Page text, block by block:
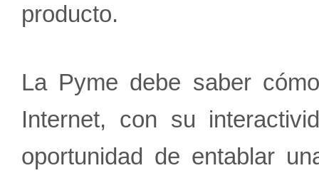
producto.
La Pyme debe saber
Internet, con su
oportunidad de entablar